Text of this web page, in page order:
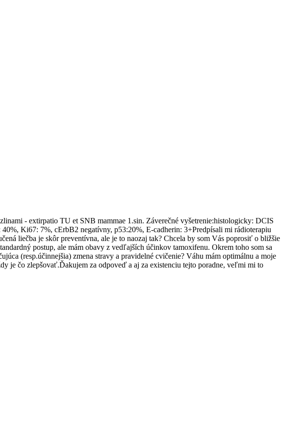
- extirpatio TU et SNB mammae 1.sin. Záverečné vyšetrenie:histologicky: DCIS
Ki67: 7%, cErbB2 negatívny, p53:20%, E-cadherin: 3+Predpísali mi rádioterapiu
liečba je skôr preventívna, ale je to naozaj tak? Chcela by som Vás poprosiť o bližšie
postup, ale mám obavy z vedľajších účinkov tamoxifenu. Okrem toho som sa
(resp.účinnejšia) zmena stravy a pravidelné cvičenie? Váhu mám optimálnu a moje
je čo zlepšovať.Ďakujem za odpoveď a aj za existenciu tejto poradne, veľmi mi to